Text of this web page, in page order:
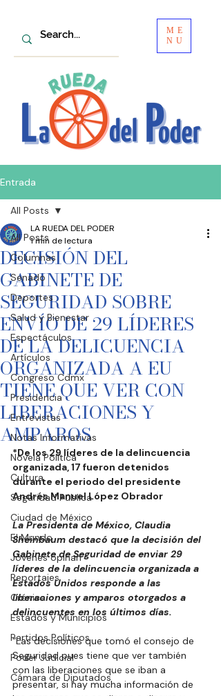
ME
NU
Entrada
All Posts
Columnas
Senado
Deportes
Salud y Bienestar
Espectáculos
Artículos
Congreso Cdmx
Presidencia
Entrevistas
Notas Informativas
Novela Política
Cultura
Seguridad Pública
Ciudad de México
El Mundo
Jóvenes opinan
Reportajes
Crónica
Estados y Municipios
Partidos Políticos
Poder Judicial
Cámara de Diputados
All Posts
DECISIÓN DEL
GABINETE DE
SEGURIDAD SOBRE
ENVÍO DE 29 LÍDERES
DE LA DELICUENCIA
ORGANIZADA A EU
TIENE QUE VER CON
LIBERACIONES Y
AMPAROS
LA RUEDA DEL PODER
1 min de lectura
*De los 29 líderes de la delincuencia
organizada, 17 fueron detenidos
durante el periodo del presidente
Andrés Manuel López Obrador
La Presidenta de México, Claudia
Sheinbaum destacó que la decisión del
Gabinete de Seguridad de enviar 29
líderes de la delincuencia organizada a
Estados Unidos responde a las
liberaciones y amparos otorgados a
delincuentes en los últimos días.
“Las decisiones que tomó el consejo de
Seguridad pues tiene que ver también
con las liberaciones que se iban a
presentar, si hay mucha información de